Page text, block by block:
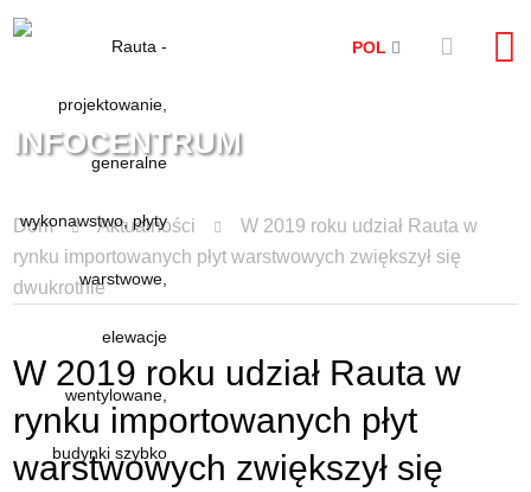
POL
INFOCENTRUM
Dom Aktualności
W 2019 roku udział Rauta w
rynku importowanych płyt warstwowych zwiększył się
dwukrotnie
W 2019 roku udział Rauta w
rynku importowanych płyt
warstwowych zwiększył się